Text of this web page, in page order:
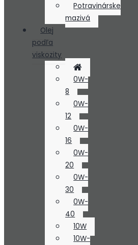
Potravinárske
mazivá
Olej
podľa
viskozity
0W-
8
0W-
12
0W-
16
0W-
20
0W-
30
0W-
40
10W
10W-